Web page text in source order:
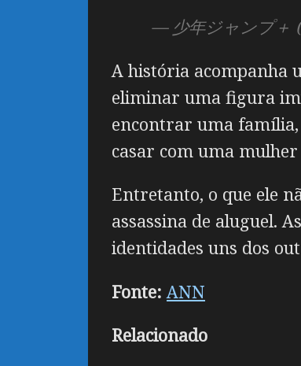
— 少年ジャンプ＋
A história acompanha
eliminar uma figura
encontrar uma família,
casar com uma mulher
Entretanto, o que ele
assassina de aluguel.
identidades uns dos
Fonte: ANN
Relacionado